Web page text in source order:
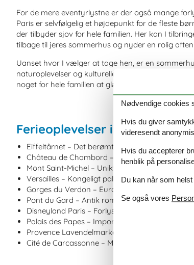
For de mere eventyrlystne er der også mange
Paris er selvfølgelig et højdepunkt for de fleste
der tilbyder sjov for hele familien. Her kan I
tilbage til jeres sommerhus og nyder en rolig
Uanset hvor I vælger at tage hen, er en
naturoplevelser og kulturelle seværdigheder. Fra
noget for hele familien at glæde sig til.
Ferieoplevelser i Frankrig:
Eiffeltårnet – Det berømte ikon i Paris med
Château de Chambord – Storslået slot i Loire-
Mont Saint-Michel – Unikt kloster på en
Versailles – Kongeligt palads og havekompleks
Gorges du Verdon – Europas svar på Grand
Pont du Gard – Antik romersk akvædukt i
Disneyland Paris – Forlystelsespark med
Palais des Papes – Imponerende paveslot i
Provence Lavendelmarker – Smukke marker
Cité de Carcassonne – Middelalderborg og by
Nødvendige cookies
Hvis du giver
videresendt
Hvis du accepterer
henblik på
Du kan når som
Se også vores